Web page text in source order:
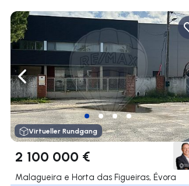
rechts navigieren
Nach links navigieren
Virtueller Rundgang
2 100 000 €
Malagueira e Horta das Figueiras, Évora